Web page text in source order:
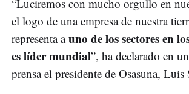
“Luciremos con mucho orgullo en
el logo de una empresa de nuestra
representa auno de los sectores en
es líder mundial”, ha declarado en
prensa el presidente de Osasuna, Luis